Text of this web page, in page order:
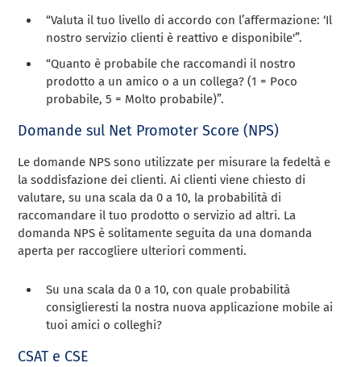
“Valuta il tuo livello di accordo con l’affermazione: ‘Il
nostro servizio clienti è reattivo e disponibile'”.
“Quanto è probabile che raccomandi il nostro
prodotto a un amico o a un collega? (1 = Poco
probabile, 5 = Molto probabile)”.
Domande sul Net Promoter Score (NPS)
Le domande NPS sono utilizzate per misurare la fedeltà e
la soddisfazione dei clienti. Ai clienti viene chiesto di
valutare, su una scala da 0 a 10, la probabilità di
raccomandare il tuo prodotto o servizio ad altri. La
domanda NPS è solitamente seguita da una domanda
aperta per raccogliere ulteriori commenti.
Su una scala da 0 a 10, con quale probabilità
consiglieresti la nostra nuova applicazione mobile ai
tuoi amici o colleghi?
CSAT e CSE